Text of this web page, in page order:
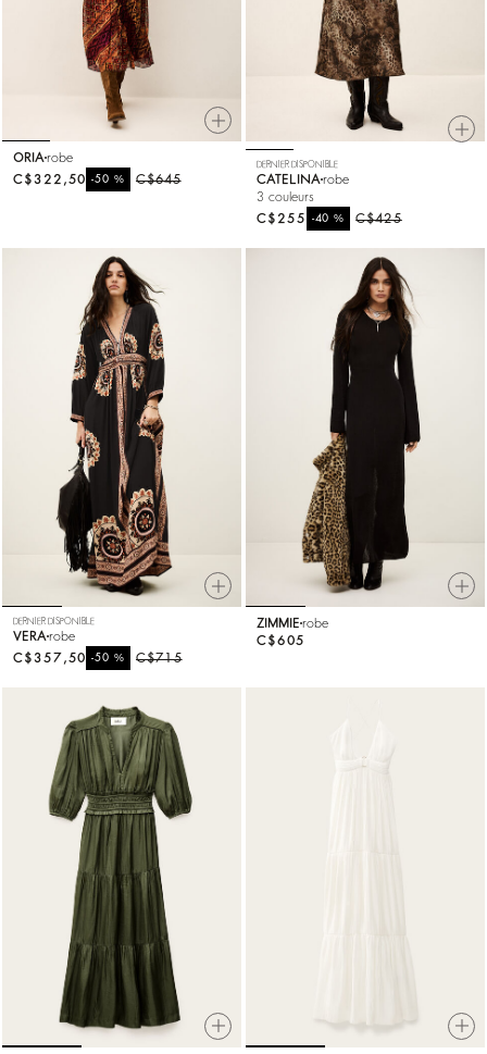
ORIA robe
C$645
-50%
C$322,50
DERNIER DISPONIBLE
CATELINA robe
3 couleurs
C$425
-40%
C$255
DERNIER DISPONIBLE
VERArobe
C$715
-50%
C$357,50
ZIMMIE robe
C$605